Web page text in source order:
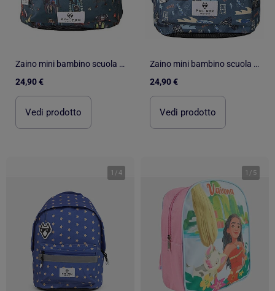
Zaino mini bambino scuola materna POL FOX Robot blu motivo robot
24,90 €
Vedi prodotto
Zaino mini bambino scuola materna POL FOX Surf blu motivo surf e onda
24,90 €
Vedi prodotto
1 /4 1 / 5